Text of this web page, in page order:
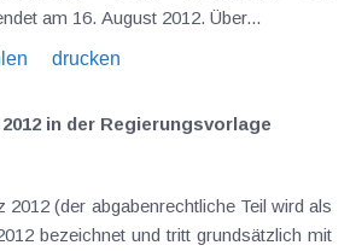
am 16. August 2012. Über...
drucken
in der Regierungsvorlage
2012 (der abgabenrechtliche Teil wird als
mit